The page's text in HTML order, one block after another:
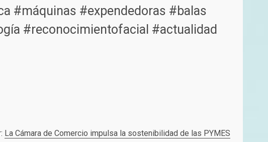
#máquinas #expendedoras #balas
#reconocimientofacial #actualidad
La Cámara de Comercio impulsa la sostenibilidad de las PYMES